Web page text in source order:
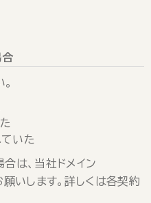
合
いた
は、当社ドメイン
いします。詳しくは各契約